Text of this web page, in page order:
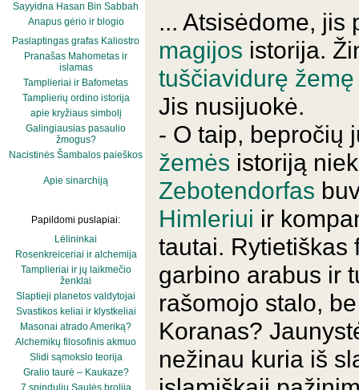
Sayyidna Hasan Bin Sabbah
Anapus gėrio ir blogio
Paslaptingas grafas Kaliostro
Pranašas Mahometas ir
islamas
Tamplieriai ir Bafometas
Tamplierių ordino istorija
apie kryžiaus simbolį
Galingiausias pasaulio
žmogus?
Nacistinės Šambalos paieškos
Apie sinarchiją
Papildomi puslapiai:
Lėlininkai
Rosenkreiceriai ir alchemija
Tamplieriai ir jų laikmečio
ženklai
Slaptieji planetos valdytojai
Svastikos keliai ir klystkeliai
Masonai atrado Ameriką?
Alchemikų filosofinis akmuo
Slidi sąmokslo teorija
Gralio taurė – Kaukaze?
7 spindulių Saulės brolija
... Atsisėdome, jis
magijos istorija.
tuščiavidurę žemę
Jis nusijuokė.
- O taip, bepročių
žemės istoriją
Zebotendorfas
Himleriui ir
tautai. Rytietiškas
garbino arabus ir
rašomojo stalo,
Koranas?
nežinau kuria iš